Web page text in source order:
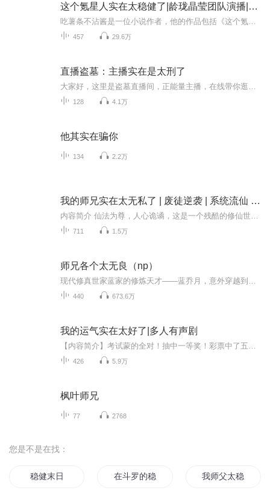
这个氪星人实在太稳健了|龄珑晶莹团队演播|【多播】男频|漫威世界|正义与邪恶
457 29.6万
直播盗墓：主播实在是太刑了
128 4.1万
他其实在骗你
134 2.2万
我的师兄实在太无私了 | 废徒逆袭 | 系统流仙 | 凡人气运 | 立运朝仙
711 1.5万
师兄各个太无良（np）
440 673.6万
我的运气实在太好了|多人有声剧
426 5.9万
枫叶师兄
77 2768
您是不是在找：
稳健末日 在斗罗的稳健魂师 我师父太稳健了